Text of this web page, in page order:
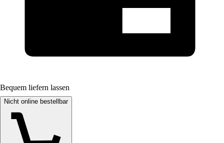
Bequem liefern lassen
Nicht online bestellbar